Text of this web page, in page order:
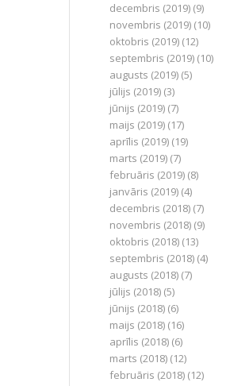
decembris (2019) (9)
novembris (2019) (10)
oktobris (2019) (12)
septembris (2019) (10)
augusts (2019) (5)
jūlijs (2019) (3)
jūnijs (2019) (7)
maijs (2019) (17)
aprīlis (2019) (19)
marts (2019) (7)
februāris (2019) (8)
janvāris (2019) (4)
decembris (2018) (7)
novembris (2018) (9)
oktobris (2018) (13)
septembris (2018) (4)
augusts (2018) (7)
jūlijs (2018) (5)
jūnijs (2018) (6)
maijs (2018) (16)
aprīlis (2018) (6)
marts (2018) (12)
februāris (2018) (12)